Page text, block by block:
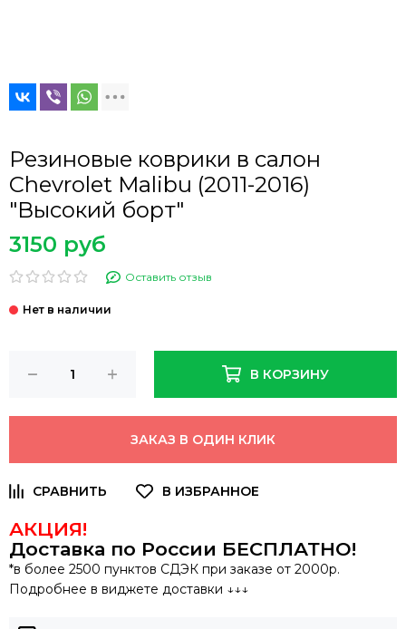
Резиновые коврики в салон
Chevrolet Malibu (2011-2016)
"Высокий борт"
3150 руб
Оставить отзыв
В КОРЗИНУ
ЗАКАЗ В ОДИН КЛИК
АКЦИЯ!
Доставка по России БЕСПЛАТНО!
*в более 2500 пунктов СДЭК при заказе от 2000р.
Подробнее в виджете доставки ↓↓↓